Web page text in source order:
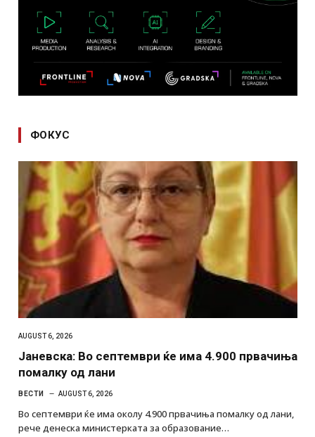
ФОКУС
AUGUST 6, 2026
Јаневска: Во септември ќе има 4.900 првачиња
помалку од лани
ВЕСТИ AUGUST 6, 2026
Во септември ќе има околу 4.900 првачиња помалку од лани,
рече денеска министерката за образование…